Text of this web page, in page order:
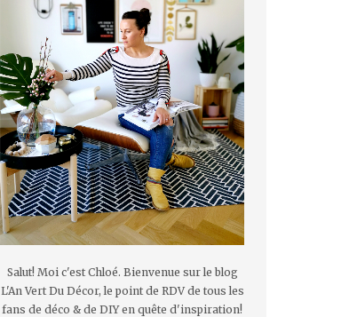
Salut! Moi c'est Chloé. Bienvenue sur le blog
L'An Vert Du Décor, le point de RDV de tous les
fans de déco & de DIY en quête d'inspiration!